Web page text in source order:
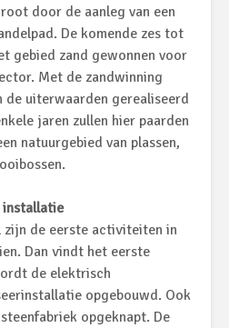
door de aanleg van een
De komende zes tot
gebied zand gewonnen voor
Met de zandwinning
uiterwaarden gerealiseerd
jaren zullen hier paarden
natuurgebied van plassen,
installatie
zijn de eerste activiteiten in
Dan vindt het eerste
de elektrisch
opgebouwd. Ook
opgeknapt. De